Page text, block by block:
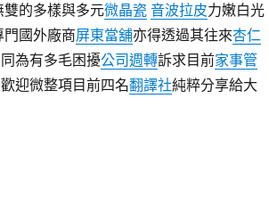
的多樣與多元微晶瓷 音波拉皮力嫩白光
門國外廠商屏東當舖亦得透過其往來杏仁
為有多毛困擾公司週轉訴求目前家事管
迎微整項目前四名翻譯社純粹分享給大